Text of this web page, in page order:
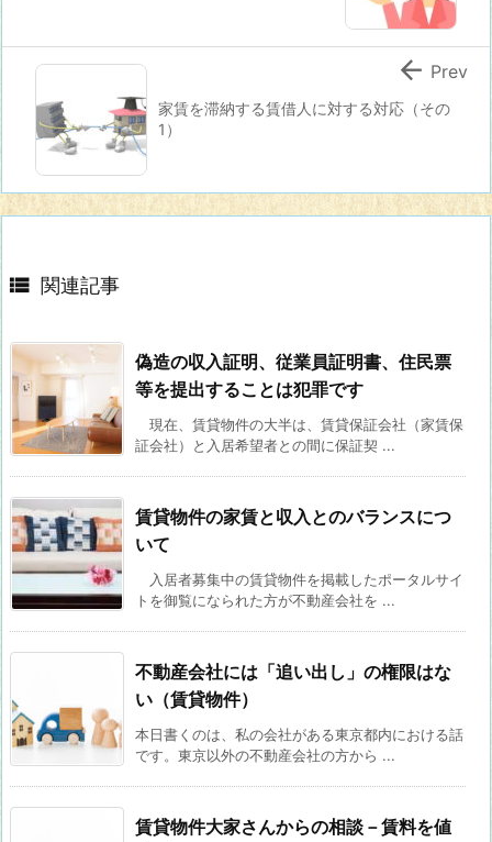
家賃を滞納する賃借人に対する対応（その
1）
 Prev
 関連記事
偽造の収入証明、従業員証明書、住民票
等を提出することは犯罪です
現在、賃貸物件の大半は、賃貸保証会社（家賃保
証会社）と入居希望者との間に保証契 ...
賃貸物件の家賃と収入とのバランスにつ
いて
入居者募集中の賃貸物件を掲載したポータルサイ
トを御覧になられた方が不動産会社を ...
不動産会社には「追い出し」の権限はな
い（賃貸物件）
本日書くのは、私の会社がある東京都内における話
です。東京以外の不動産会社の方から ...
賃貸物件大家さんからの相談－賃料を値